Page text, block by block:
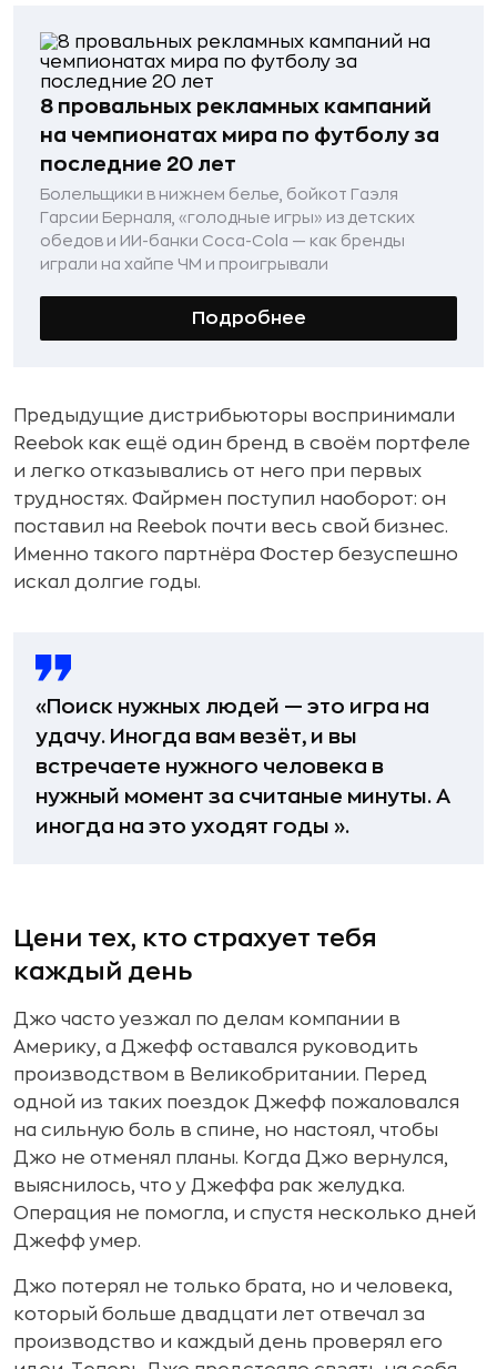
8 провальных рекламных кампаний
на чемпионатах мира по футболу за
последние 20 лет
Болельщики в нижнем белье, бойкот Гаэля
Гарсии Берналя, «голодные игры» из детских
обедов и ИИ-банки Coca-Cola — как бренды
играли на хайпе ЧМ и проигрывали
Подробнее
Предыдущие дистрибьюторы воспринимали
Reebok как ещё один бренд в своём портфеле
и легко отказывались от него при первых
трудностях. Файрмен поступил наоборот: он
поставил на Reebok почти весь свой бизнес.
Именно такого партнёра Фостер безуспешно
искал долгие годы.
«Поиск нужных людей — это игра на
удачу. Иногда вам везёт, и вы
встречаете нужного человека в
нужный момент за считаные минуты. А
иногда на это уходят годы ».
Цени тех, кто страхует тебя
каждый день
Джо часто уезжал по делам компании в
Америку, а Джефф оставался руководить
производством в Великобритании. Перед
одной из таких поездок Джефф пожаловался
на сильную боль в спине, но настоял, чтобы
Джо не отменял планы. Когда Джо вернулся,
выяснилось, что у Джеффа рак желудка.
Операция не помогла, и спустя несколько дней
Джефф умер.
Джо потерял не только брата, но и человека,
который больше двадцати лет отвечал за
производство и каждый день проверял его